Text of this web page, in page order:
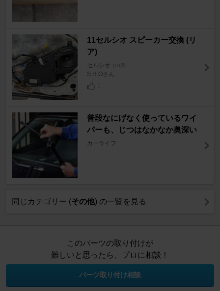
11セルシオ スピーカー交換 (リ
ア)
セルシオ [10系]
S.H.Oさん
1
普段なにげなく使っているワイ
パーも、じつはなかなか奥深い
カーライフ
同じカテゴリー (その他) の一覧を見る
このパーツの取り付けが
難しいと思ったら、プロに相談！
パーツ取り付け相談